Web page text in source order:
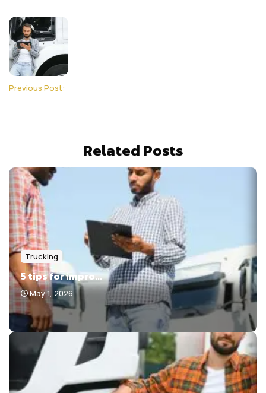
Previous Post:
Related Posts
Trucking
5 tips for impro...
May 1, 2026